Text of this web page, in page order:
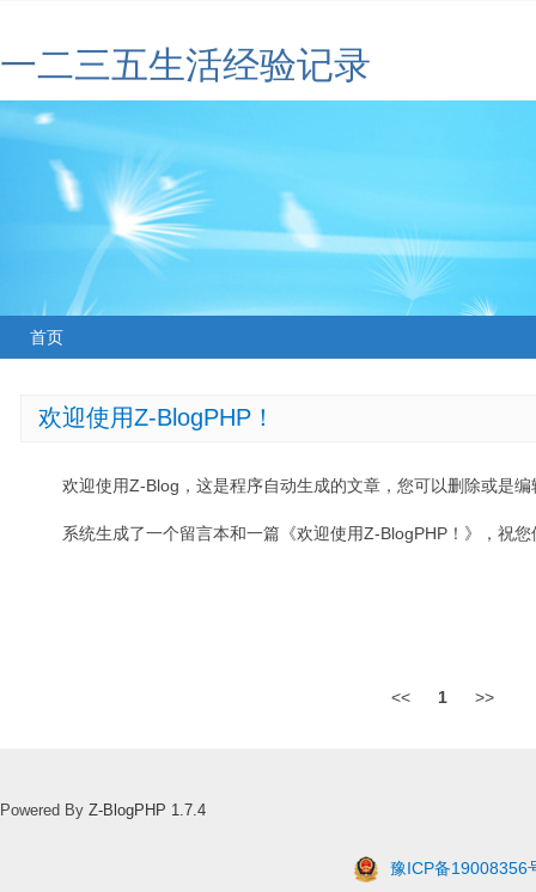
一二三五生活经验记录
首页
欢迎使用Z-BlogPHP！
欢迎使用Z-Blog，这是程序自动生成的文章，您可以删除或是编
系统生成了一个留言本和一篇《欢迎使用Z-BlogPHP！》，祝
<< 1 >>
Powered By Z-BlogPHP 1.7.4
豫ICP备19008356